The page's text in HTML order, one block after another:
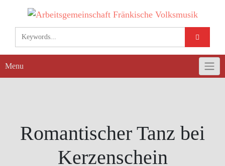
content
Menu
Romantischer Tanz bei
Kerzenschein